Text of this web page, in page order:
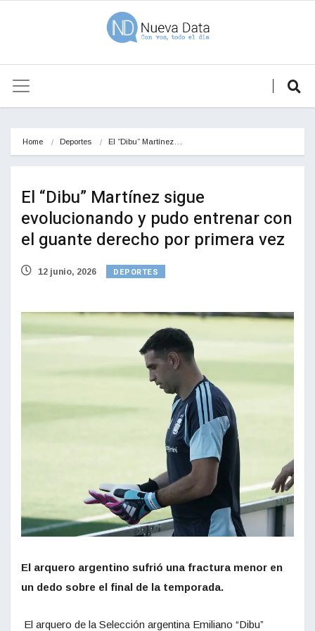
Home Deportes El “Dibu” Martínez…
El “Dibu” Martínez sigue
evolucionando y pudo entrenar con
el guante derecho por primera vez
12 junio, 2026 DEPORTES
El arquero argentino sufrió una fractura menor en
un dedo sobre el final de la temporada.
El arquero de la Selección argentina Emiliano “Dibu”